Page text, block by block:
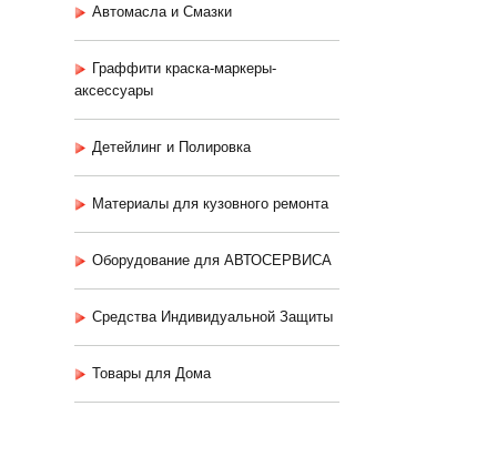
Автомасла и Смазки
Граффити краска-маркеры-
аксессуары
Детейлинг и Полировка
Материалы для кузовного ремонта
Оборудование для АВТОСЕРВИСА
Средства Индивидуальной Защиты
Товары для Дома